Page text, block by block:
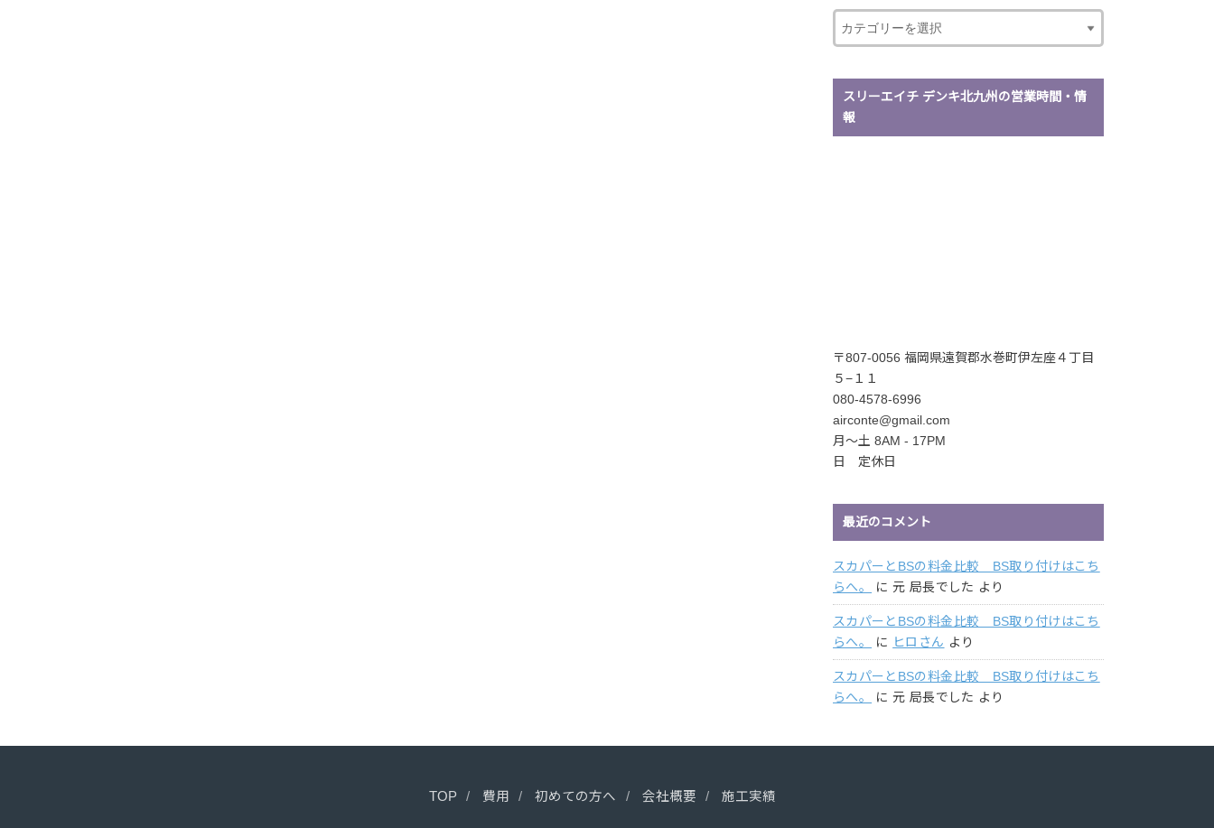
スリーエイチ デンキ北九州の営業時間・情
報
〒807-0056 福岡県遠賀郡水巻町伊左座４丁目
５−１１
080-4578-6996
airconte@gmail.com
月〜土 8AM - 17PM
日 定休日
最近のコメント
スカパーとBSの料金比較 BS取り付けはこち
らへ。
に元 局長でした より
スカパーとBSの料金比較 BS取り付けはこち
らへ。
に ヒロさん より
スカパーとBSの料金比較 BS取り付けはこち
らへ。
に元 局長でした より
TOP 費用 初めての方へ 会社概要 施工実績